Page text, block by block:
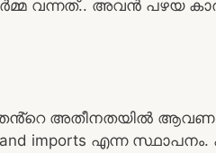
വന്നത്.. അവൻ പഴയ
അതീനതയിൽ ആവണം
imports എന്ന